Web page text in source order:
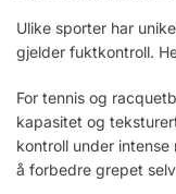
Ulike sporter har
gjelder fuktkontroll.
For tennis og
kapasitet og
kontroll under
å forbedre grepet